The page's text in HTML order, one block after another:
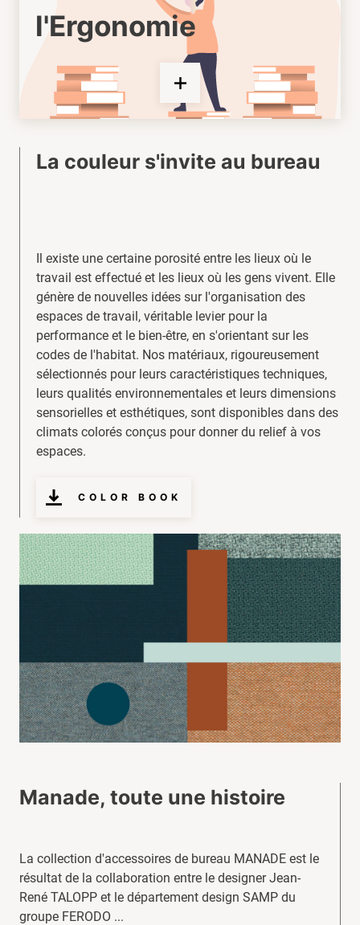
l'Ergonomie
La couleur s'invite au bureau
Il existe une certaine porosité entre les lieux où le
travail est effectué et les lieux où les gens vivent. Elle
génère de nouvelles idées sur l'organisation des
espaces de travail, véritable levier pour la
performance et le bien-être, en s'orientant sur les
codes de l'habitat. Nos matériaux, rigoureusement
sélectionnés pour leurs caractéristiques techniques,
leurs qualités environnementales et leurs dimensions
sensorielles et esthétiques, sont disponibles dans des
climats colorés conçus pour donner du relief à vos
espaces.
COLOR BOOK
Manade, toute une histoire
La collection d'accessoires de bureau MANADE est le
résultat de la collaboration entre le designer Jean-
René TALOPP et le département design SAMP du
groupe FERODO ...